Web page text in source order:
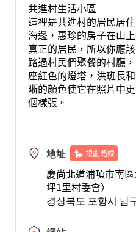
共進村生活小區
這裡是共進村的居民居
海邊，惠珍的房子在山
真正的居民，所以你應
路過村民們聚餐的村廳
座紅色的燈塔，洪班長
晰的顏色使它在照片中
個樣張。
地址 規劃路線
慶尚北道浦項市南
坪1里村委會）
경상북도 포항시 남